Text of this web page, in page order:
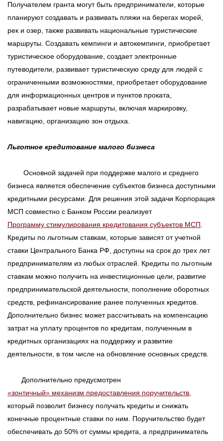
Получателем гранта могут быть предприниматели, которые
планируют создавать и развивать пляжи на берегах морей,
рек и озер, также развивать национальные туристические
маршруты. Создавать кемпинги и автокемпинги, приобретает
туристическое оборудование, создает электронные
путеводители, развивает туристическую среду для людей с
ограниченными возможностями, приобретает оборудование
для информационных центров и пунктов проката,
разрабатывает новые маршруты, включая маркировку,
навигацию, организацию зон отдыха.
Льготное кредитование малого бизнеса
Основной задачей при поддержке малого и среднего
бизнеса является обеспечение субъектов бизнеса доступными
кредитными ресурсами. Для решения этой задачи Корпорация
МСП совместно с Банком России реализует
Программу стимулирования кредитования субъектов МСП
Кредиты по льготным ставкам, которые зависят от учетной
ставки Центрального Банка РФ, доступны на срок до трех лет
предпринимателям из любых отраслей. Кредиты по льготным
ставкам можно получить на инвестиционные цели, развитие
предпринимательской деятельности, пополнение оборотных
средств, рефинансирование ранее полученных кредитов.
Дополнительно бизнес может рассчитывать на компенсацию
затрат на уплату процентов по кредитам, полученным в
кредитных организациях на поддержку и развитие
деятельности, в том числе на обновление основных средств.
Дополнительно предусмотрен
«зонтичный» механизм предоставления поручительств
который позволит бизнесу получать кредиты и снижать
конечные процентные ставки по ним. Поручительство будет
обеспечивать до 50% от суммы кредита, а предприниматель